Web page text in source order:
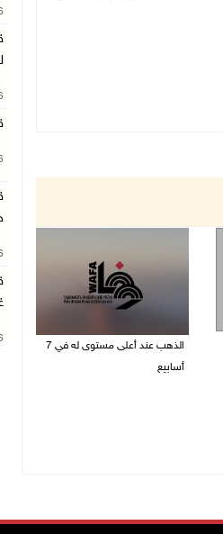
الذهب عند أعلى مستوى له في 7
أسابيع